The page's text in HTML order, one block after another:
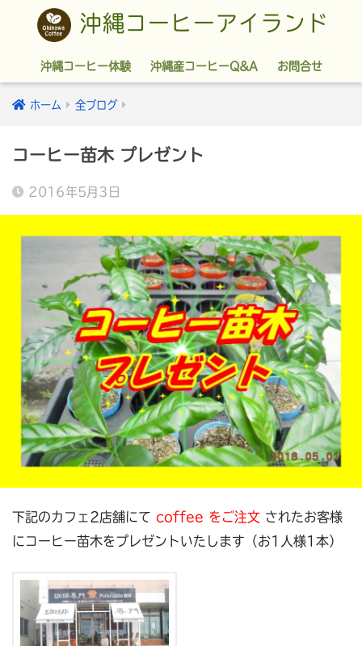
沖縄コーヒーアイランド
沖縄コーヒー体験 沖縄産コーヒーQ&A お問合せ
ホーム 全ブログ
コーヒー苗木 プレゼント
2016年5月3日
下記のカフェ2店舗にて coffee をご注文 されたお客様
にコーヒー苗木をプレゼントいたします（お1人様1本）